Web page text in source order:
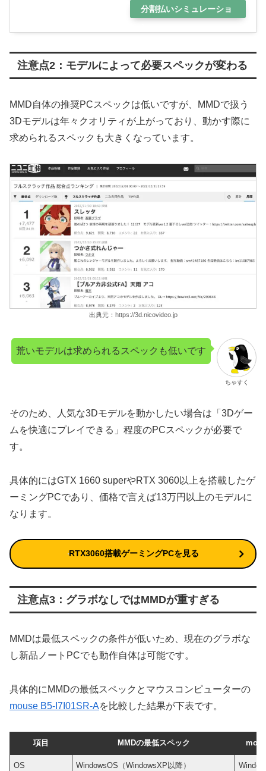
分割払いシミュレーショ
注意点2：モデルによって必要スペックが変わる
MMD自体の推奨PCスペックは低いですが、MMDで扱う
3Dモデルは年々クオリティが上がっており、動かす際に
求められるスペックも大きくなっています。
出典元：https://3d.nicovideo.jp
ちゃすく
荒いモデルは求められるスペックも低いです
そのため、人気な3Dモデルを動かしたい場合は「3Dゲー
ムを快適にプレイできる」程度のPCスペックが必要で
す。
具体的にはGTX 1660 superやRTX 3060以上を搭載したゲ
ーミングPCであり、価格で言えば13万円以上のモデルに
なります。
RTX3060搭載ゲーミングPCを見る
注意点3：グラボなしではMMDが重すぎる
MMDは最低スペックの条件が低いため、現在のグラボな
し新品ノートPCでも動作自体は可能です。
具体的にMMDの最低スペックとマウスコンピューターの
mouse B5-I7I01SR-Aを比較した結果が下表です。
項目 MMDの最低スペック
OS WindowsOS（WindowsXP以降）